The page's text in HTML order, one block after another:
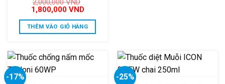
2,000,000VND
Giá
gốc
là:
2,000,000 VND.
1,800,000 VNDGiá
tại
là:
1,800,000 VND.
THÊM VÀO GIỎ HÀNG
-17% -25%